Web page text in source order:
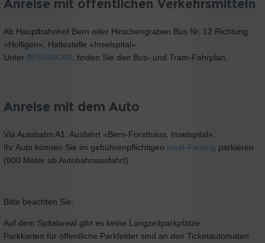
Anreise mit öffentlichen Verkehrsmitteln
Ab Hauptbahnhof Bern oder Hirschengraben Bus Nr. 12 Richtung
«Holligen», Haltestelle «Inselspital».
Unter BERNMOBIL finden Sie den Bus- und Tram-Fahrplan.
Anreise mit dem Auto
Via Autobahn A1: Ausfahrt «Bern-Forsthaus, Inselspital».
Ihr Auto können Sie im gebührenpflichtigen Insel-Parking parkieren
(800 Meter ab Autobahnausfahrt).
Bitte beachten Sie:
Auf dem Spitalareal gibt es keine Langzeitparkplätze.
Parkkarten für öffentliche Parkfelder sind an den Ticketautomaten